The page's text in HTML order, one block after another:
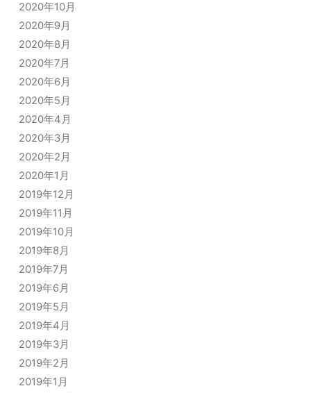
2020年10月
2020年9月
2020年8月
2020年7月
2020年6月
2020年5月
2020年4月
2020年3月
2020年2月
2020年1月
2019年12月
2019年11月
2019年10月
2019年8月
2019年7月
2019年6月
2019年5月
2019年4月
2019年3月
2019年2月
2019年1月